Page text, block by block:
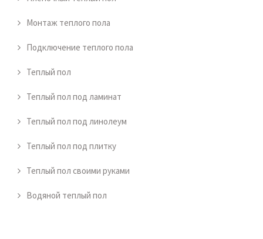
Монтаж теплого пола
Подключение теплого пола
Теплый пол
Теплый пол под ламинат
Теплый пол под линолеум
Теплый пол под плитку
Теплый пол своими руками
Водяной теплый пол